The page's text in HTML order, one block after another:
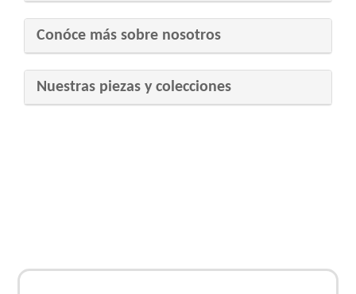
​Conóce más sobre ​nosotros
​Nuestras pi​ezas y colecciones